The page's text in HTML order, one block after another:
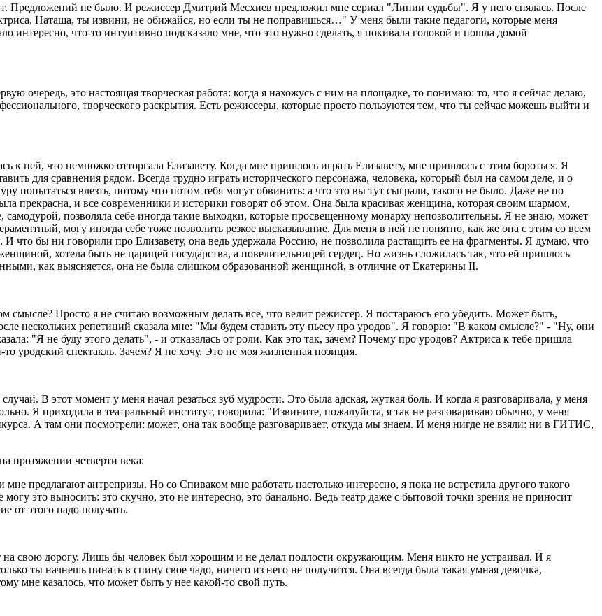
Предложений не было. И режиссер Дмитрий Месхиев предложил мне сериал "Линии судьбы". Я у него снялась. После
Наташа, ты извини, не обижайся, но если ты не поправишься…" У меня были такие педагоги, которые меня
интересно, что-то интуитивно подсказало мне, что это нужно сделать, я покивала головой и пошла домой
очередь, это настоящая творческая работа: когда я нахожусь с ним на площадке, то понимаю: то, что я сейчас делаю,
творческого раскрытия. Есть режиссеры, которые просто пользуются тем, что ты сейчас можешь выйти и
к ней, что немножко отторгала Елизавету. Когда мне пришлось играть Елизавету, мне пришлось с этим бороться. Я
для сравнения рядом. Всегда трудно играть исторического персонажа, человека, который был на самом деле, и о
попытаться влезть, потому что потом тебя могут обвинить: а что это вы тут сыграли, такого не было. Даже не по
прекрасна, и все современники и историки говорят об этом. Она была красивая женщина, которая своим шармом,
позволяла себе иногда такие выходки, которые просвещенному монарху непозволительны. Я не знаю, может
могу иногда себе тоже позволить резкое высказывание. Для меня в ней не понятно, как же она с этим со всем
И что бы ни говорили про Елизавету, она ведь удержала Россию, не позволила растащить ее на фрагменты. Я думаю, что
хотела быть не царицей государства, а повелительницей сердец. Но жизнь сложилась так, что ей пришлось
как выясняется, она не была слишком образованной женщиной, в отличие от Екатерины II.
смысле? Просто я не считаю возможным делать все, что велит режиссер. Я постараюсь его убедить. Может быть,
нескольких репетиций сказала мне: "Мы будем ставить эту пьесу про уродов". Я говорю: "В каком смысле?" - "Ну, они
"Я не буду этого делать", - и отказалась от роли. Как это так, зачем? Почему про уродов? Актриса к тебе пришла
уродский спектакль. Зачем? Я не хочу. Это не моя жизненная позиция.
В этот момент у меня начал резаться зуб мудрости. Это была адская, жуткая боль. И когда я разговаривала, у меня
Я приходила в театральный институт, говорила: "Извините, пожалуйста, я так не разговариваю обычно, у меня
А там они посмотрели: может, она так вообще разговаривает, откуда мы знаем. И меня нигде не взяли: ни в ГИТИС,
протяжении четверти века:
предлагают антрепризы. Но со Спиваком мне работать настолько интересно, я пока не встретила другого такого
это выносить: это скучно, это не интересно, это банально. Ведь театр даже с бытовой точки зрения не приносит
от этого надо получать.
на свою дорогу. Лишь бы человек был хорошим и не делал подлости окружающим. Меня никто не устраивал. И я
ты начнешь пинать в спину свое чадо, ничего из него не получится. Она всегда была такая умная девочка,
мне казалось, что может быть у нее какой-то свой путь.